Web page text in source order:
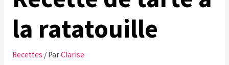
la ratatouille
Recettes / ParClarise